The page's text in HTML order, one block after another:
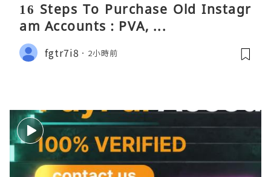
16 Steps To Purchase Old Instagr
am Accounts : PVA, ...
fgtr7i8 2小時前